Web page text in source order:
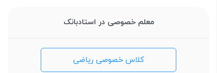
معلم خصوصی در استادبانک
کلاس خصوصی ریاضی